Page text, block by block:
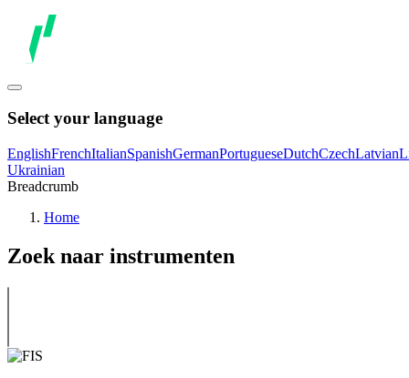
Select your language
EnglishFrenchItalianSpanishGermanPortugueseDutchCzechLatvian
Ukrainian
Breadcrumb
Home
Zoek naar instrumenten